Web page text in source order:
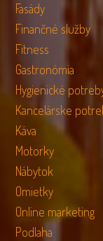
Fasády
Finančné služby
Fitness
Gastronómia
Hygienické
Kancelárske
Káva
Motorky
Nábytok
Omietky
Online marketing
Podlaha